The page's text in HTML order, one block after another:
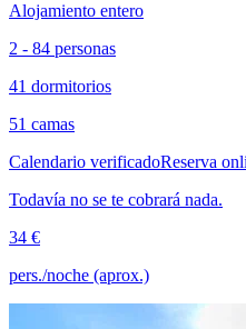
Alojamiento entero
2 - 84 personas
41 dormitorios
51 camas
Calendario verificadoReserva
Todavía no se te cobrará nada.
34 €
pers./noche (aprox.)